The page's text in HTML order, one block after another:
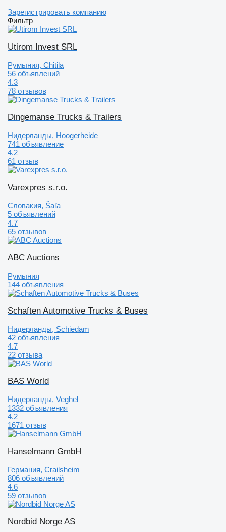
Зарегистрировать компанию
Фильтр
Utirom Invest SRL
Румыния, Chitila
56 объявлений
4.3
78 отзывов
Dingemanse Trucks & Trailers
Нидерланды, Hoogerheide
741 объявление
4.2
61 отзыв
Varexpres s.r.o.
Словакия, Šaľa
5 объявлений
4.7
65 отзывов
ABC Auctions
Румыния
144 объявления
Schaften Automotive Trucks & Buses
Нидерланды, Schiedam
42 объявления
4.7
22 отзыва
BAS World
Нидерланды, Veghel
1332 объявления
4.2
1671 отзыв
Hanselmann GmbH
Германия, Crailsheim
806 объявлений
4.6
59 отзывов
Nordbid Norge AS